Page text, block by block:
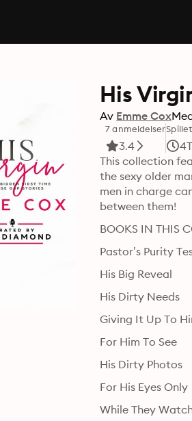
His
Av Emme Cox
7 anmeldelser
3.4
This collection
the sexy older
men in charge
between them!
BOOKS IN THIS
Pastor’s Purity
His Big Reveal
His Dirty Needs
Giving It Up To
For Him To See
His Dirty Photos
For His Eyes Only
While They